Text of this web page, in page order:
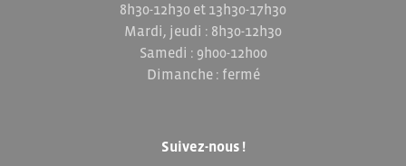
8h30-12h30 et 13h30-17h30
Mardi, jeudi : 8h30-12h30
Samedi : 9h00-12h00
Dimanche : fermé
Suivez-nous !